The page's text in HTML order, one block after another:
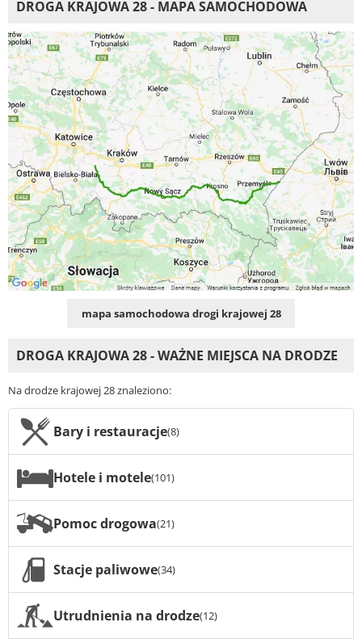
DROGA KRAJOWA 28 - MAPA SAMOCHODOWA
mapa samochodowa drogi krajowej 28
DROGA KRAJOWA 28 - WAŻNE MIEJSCA NA DRODZE
Na drodze krajowej 28 znaleziono:
Bary i restauracje(8)
Hotele i motele(101)
Pomoc drogowa(21)
Stacje paliwowe(34)
Utrudnienia na drodze(12)